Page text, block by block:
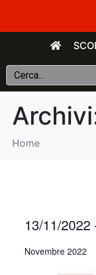
Home
13/11/2022
e
Novembre 2022